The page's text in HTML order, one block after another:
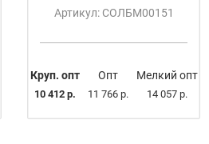
Артикул: СОЛБМ00151
Круп. опт
10 412 р.
Опт
11 766 р.
Мелкий опт
14 057 р.